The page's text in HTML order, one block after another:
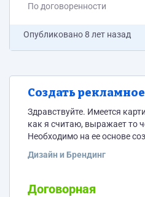
По договоренности
Опубликовано8 лет назад
Создать
Здравствуйте. Имеется
как я считаю, выражает то
Необходимо на ее основе
сделать.
Дизайн и Брендинг
Договорная